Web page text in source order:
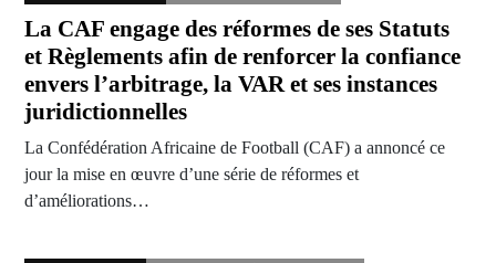
La CAF engage des réformes de ses Statuts
et Règlements afin de renforcer la confiance
envers l’arbitrage, la VAR et ses instances
juridictionnelles
La Confédération Africaine de Football (CAF) a annoncé ce
jour la mise en œuvre d’une série de réformes et
d’améliorations…